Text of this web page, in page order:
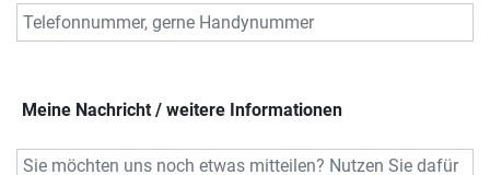
Meine Nachricht / weitere Informationen